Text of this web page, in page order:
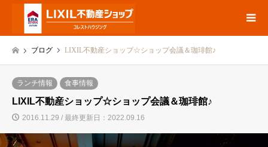
ブログ LIXIL不動産ショップ☆ショップ会議＆珈琲館♪
ランチ情報 食事情報
LIXIL不動産ショップ☆ショップ会議＆珈琲館♪
2016.11.29 / 最終更新日：2022.09.16